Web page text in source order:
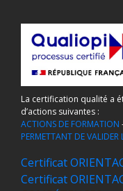
La certification qualité a
d’actions suivantes :
ACTIONS DE FORMATION
PERMETTANT DE VALIDER
Certificat
Certificat